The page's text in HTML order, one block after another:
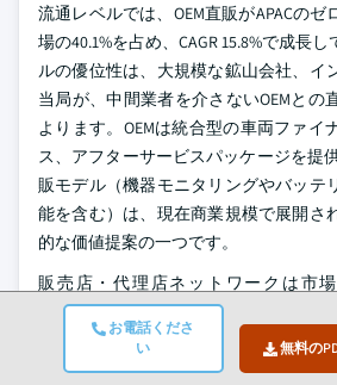
お電話くださ
い
無料の
流通レベルでは、OEM直販がAPACの
場の40.1%を占め、CAGR 15.8%で成長
ルの優位性は、大規模な鉱山会社、イ
当局が、中間業者を介さないOEMとの
よります。OEMは統合型の車両ファイ
ス、アフターサービスパッケージを提
販モデル（機器モニタリングやバッテ
能を含む）は、現在商業規模で展開さ
的な価値提案の一つです。
販売店・代理店ネットワークは市場
15.7%）を占め、日本・韓国・オースト
業事業者にとって主要なチャネルとな
国では確立された販売網が、新技術プ